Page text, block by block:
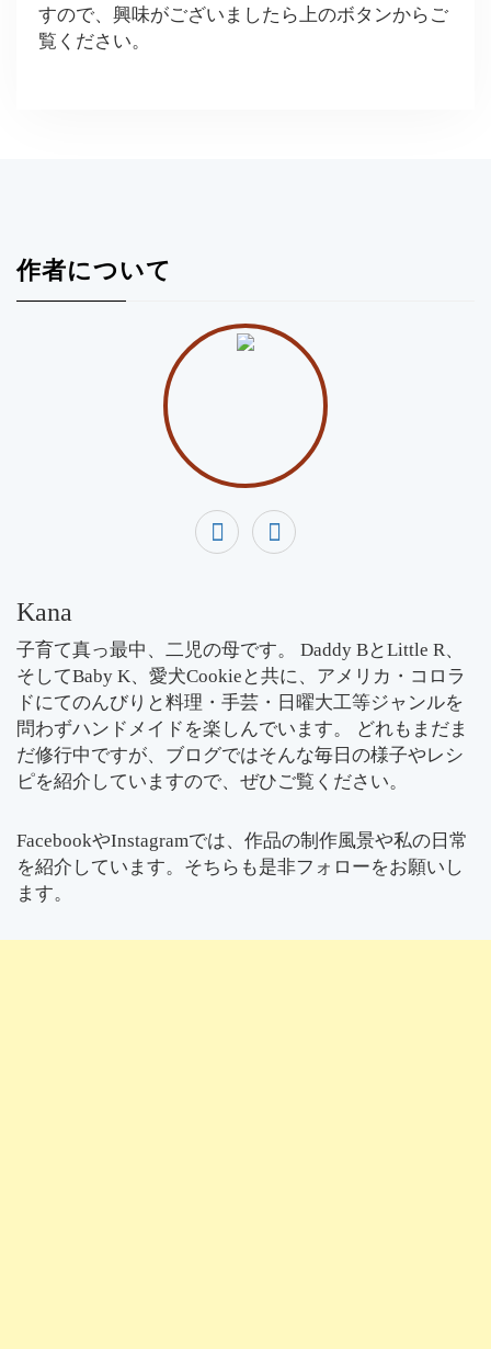
すので、興味がございましたら上のボタンからご
覧ください。
作者について
Kana
子育て真っ最中、二児の母です。 Daddy BとLittle R、
そしてBaby K、愛犬Cookieと共に、アメリカ・コロラ
ドにてのんびりと料理・手芸・日曜大工等ジャンルを
問わずハンドメイドを楽しんでいます。 どれもまだま
だ修行中ですが、ブログではそんな毎日の様子やレシ
ピを紹介していますので、ぜひご覧ください。
FacebookやInstagramでは、作品の制作風景や私の日常
を紹介しています。そちらも是非フォローをお願いし
ます。